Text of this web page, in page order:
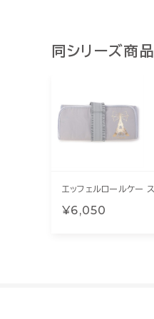
同シリーズ商品
エッフェルロールケー ス
¥6,050